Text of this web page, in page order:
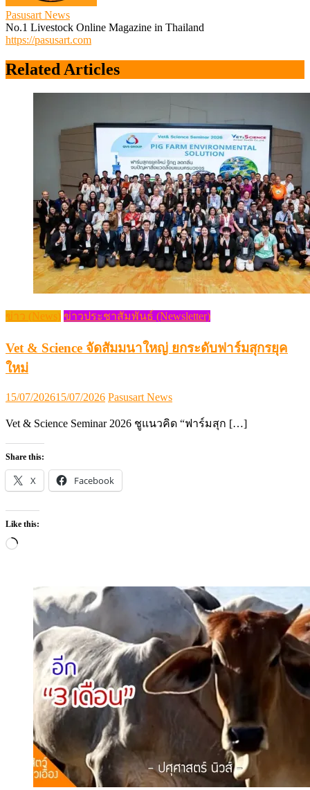
Pasusart News
No.1 Livestock Online Magazine in Thailand
https://pasusart.com
Related Articles
ข่าว (News) ข่าวประชาสัมพันธ์ (Newsletter)
Vet & Science จัดสัมมนาใหญ่ ยกระดับฟาร์มสุกรยุค
ใหม่
Posted
15/07/202615/07/2026 Author
Pasusart News
Vet & Science Seminar 2026 ชูแนวคิด “ฟาร์มสุก […]
Share this:
Facebook
Like this:
Loading…